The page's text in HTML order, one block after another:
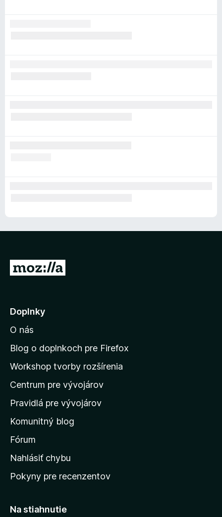
P
j
ť
n
d
o
m
v
s
k
s
r
Doplnky
O nás
Blog o doplnkoch pre Firefox
Workshop tvorby rozšírenia
Centrum pre vývojárov
Pravidlá pre vývojárov
Komunitný blog
Fórum
Nahlásiť chybu
Pokyny pre recenzentov
Na stiahnutie